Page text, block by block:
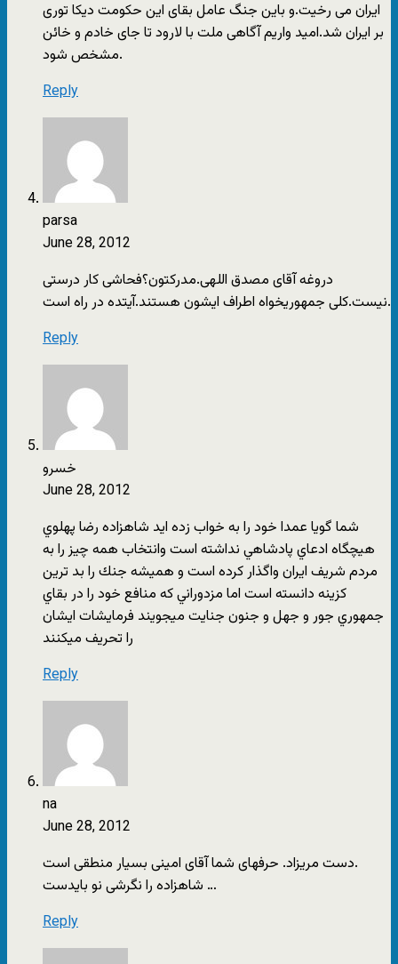
ایران می رخیت.و باین جنگ عامل بقای این حکومت دیکا توری
بر ایران شد.امید واریم آگاهی ملت با لارود تا جای خادم و خائن
مشخص شود.
Reply
parsa
June 28, 2012
دروغه آقای مصدق اللهی.مدرکتون؟فحاشی کار درستی
نیست.کلی جمهوریخواه اطراف ایشون هستند.آیتده در راه است.
Reply
خسرو
June 28, 2012
شما گويا عمدا خود را به خواب زده ايد شاهزاده رضا پهلوي
هيچگاه ادعاي پادشاهي نداشته است وانتخاب همه چيز را به
مردم شريف ايران واگذار كرده است و هميشه جنك را بد ترين
كزينه دانسته است اما مزدوراني كه منافع خود را در بقاي
جمهوري جور و جهل و جنون جنايت ميجويند فرمايشات ايشان
را تحريف ميكنند
Reply
na
June 28, 2012
دست مریزاد. حرفهای شما آقای امینی بسیار منطقی است.
شاهزاده را نگرشی نو بایدست …
Reply